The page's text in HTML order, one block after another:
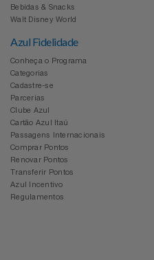
Bebidas & Snacks
Walt Disney World
Azul Fidelidade
Conheça o Programa
Categorias
Cadastre-se
Parcerias
Clube Azul
Cartão Azul Itaú
Passagens Internacionais
Comprar Pontos
Renovar Pontos
Transferir Pontos
Azul Incentivo
Regulamentos